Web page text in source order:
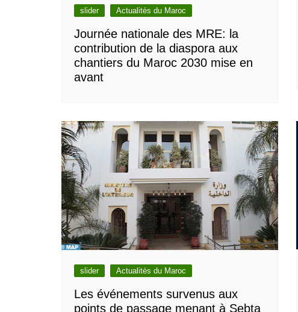
slider Actualités du Maroc
Journée nationale des MRE: la
contribution de la diaspora aux
chantiers du Maroc 2030 mise en
avant
slider Actualités du Maroc
Les événements survenus aux
points de passage menant à Sebta